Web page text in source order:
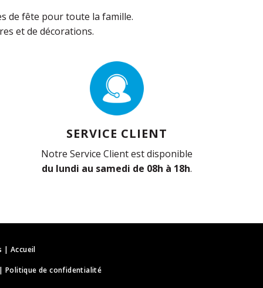
de fête pour toute la famille.
et de décorations.
SERVICE CLIENT
Notre Service Client est disponible
du lundi au samedi de 08h à 18h.
|Accueil
Politique de confidentialité